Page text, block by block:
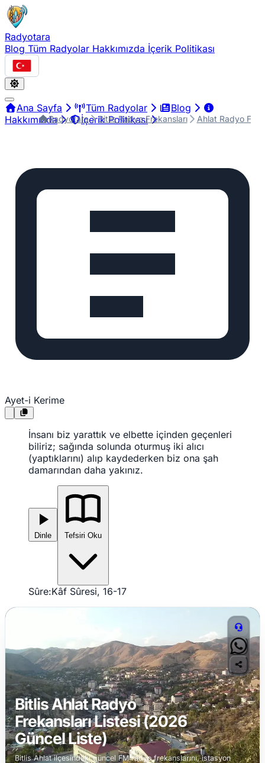
Radyotara
Blog Tüm Radyolar Hakkımızda İçerik Politikası
Türkçe
Ana Sayfa Tüm Radyolar
Blog
Hakkımızda
İçerik Politikası
Radyotara Bitlis Radyo Frekansları Ahlat Radyo
Ayet-i Kerime
İnsanı biz yarattık ve elbette içinden geçenleri
biliriz; sağında solunda oturmuş iki alıcı
(yaptıklarını) alıp kaydederken biz ona şah
damarından daha yakınız.
Dinle
Sûre:Kâf Sûresi, 16-17
Bitlis Ahlat Radyo
Frekansları Listesi (2026
Güncel Liste)
Bitlis Ahlat ilçesindeki güncel FM radyo frekanslarını, istasyon